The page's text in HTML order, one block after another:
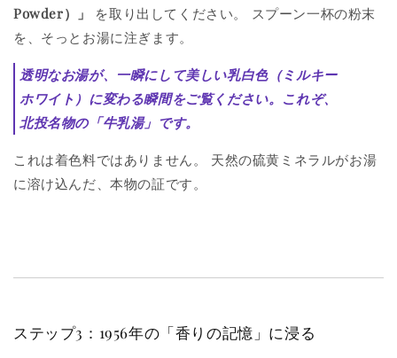
Powder）」
を取り出してください。 スプーン一杯の粉末
を、そっとお湯に注ぎます。
透明なお湯が、一瞬にして美しい乳白色（ミルキー
ホワイト）に変わる瞬間をご覧ください。 これぞ、
北投名物の「牛乳湯」です。
これは着色料ではありません。 天然の硫黄ミネラルがお湯
に溶け込んだ、本物の証です。
ステップ3：1956年の「香りの記憶」に浸る